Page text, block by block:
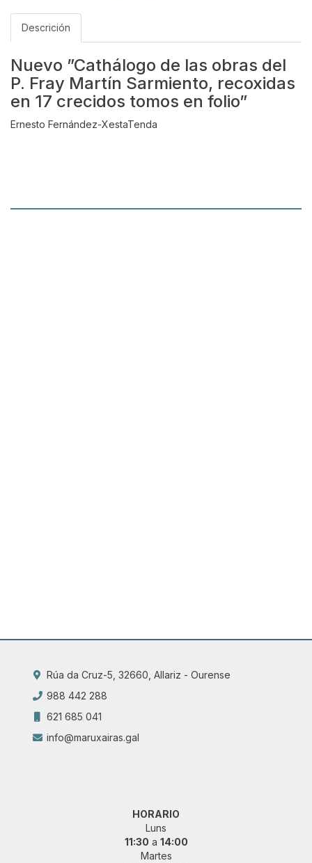
Descrición
Nuevo ”Cathálogo de las obras del
P. Fray Martín Sarmiento, recoxidas
en 17 crecidos tomos en folio”
Ernesto Fernández-XestaTenda
Rúa da Cruz-5, 32660, Allariz - Ourense
988 442 288
621 685 041
info@maruxairas.gal
HORARIO
Luns
11:30 a 14:00
Martes